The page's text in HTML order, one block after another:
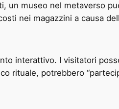
un museo nel metaverso
nei magazzini a causa
interattivo. I visitatori
rituale, potrebbero